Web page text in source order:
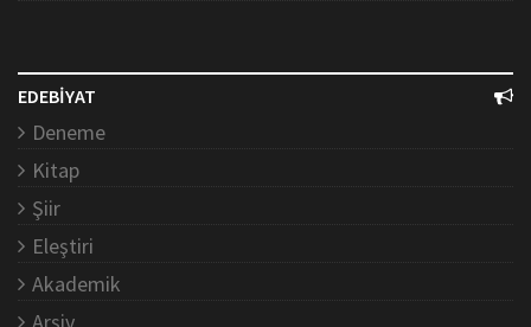
EDEBİYAT
Deneme
Kitap
Şiir
Eleştiri
Akademik